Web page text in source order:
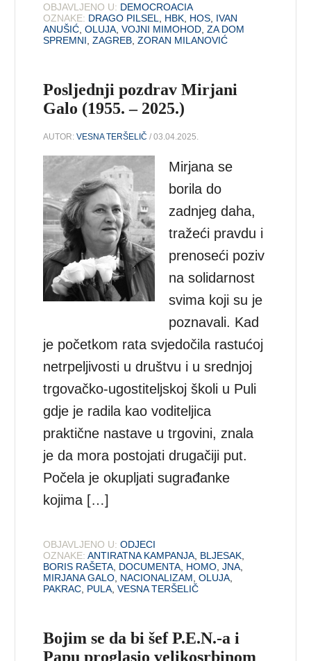
OBJAVLJENO U: DEMOCROACIA
OZNAKE: DRAGO PILSEL HBK HOS IVAN
ANUŠIĆ ,OLUJA ,VOJNI MIMOHOD ,ZA DOM
SPREMNI ,ZAGREB ,ZORAN MILANOVIĆ
Posljednji pozdrav Mirjani
Galo (1955. – 2025.)
AUTOR:VESNA TERŠELIČ / 03.04.2025.
Mirjana se
borila do
zadnjeg daha,
tražeći pravdu i
prenoseći poziv
na solidarnost
svima koji su je
poznavali. Kad
je početkom rata svjedočila rastućoj
netrpeljivosti u društvu i u srednjoj
trgovačko-ugostiteljskoj školi u Puli
gdje je radila kao voditeljica
praktične nastave u trgovini, znala
je da mora postojati drugačiji put.
Počela je okupljati sugrađanke
kojima […]
OBJAVLJENO U: ODJECI
OZNAKE: ANTIRATNA KAMPANJA BLJESAK
BORIS RAŠETA DOCUMENTA HOMO ,JNA
MIRJANA GALO NACIONALIZAM ,OLUJA
PAKRAC PULA ,VESNA TERŠELIČ
Bojim se da bi šef P.E.N.-a i
Papu proglasio velikosrbinom